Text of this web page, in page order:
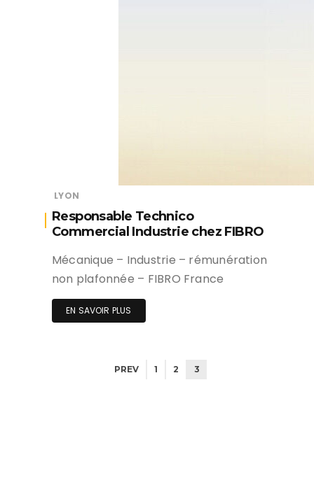
LYON
Responsable Technico
Commercial Industrie chez FIBRO
Mécanique – Industrie – rémunération
non plafonnée – FIBRO France
EN SAVOIR PLUS
PREV 1 2 3